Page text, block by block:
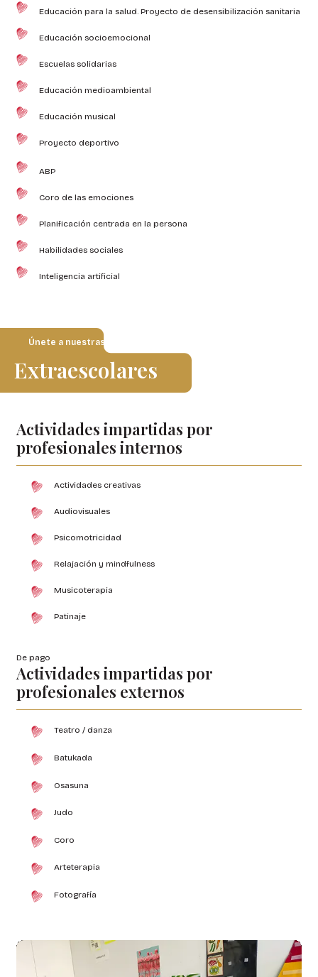
Educación para la salud. Proyecto de desensibilización sanitaria
Educación socioemocional
Escuelas solidarias
Educación medioambiental
Educación musical
Proyecto deportivo
ABP
Coro de las emociones
Planificación centrada en la persona
Habilidades sociales
Inteligencia artificial
Únete a nuestras
Extraescolares
Actividades impartidas por
profesionales internos
Actividades creativas
Audiovisuales
Psicomotricidad
Relajación y mindfulness
Musicoterapia
Patinaje
De pago
Actividades impartidas por
profesionales externos
Teatro / danza
Batukada
Osasuna
Judo
Coro
Arteterapia
Fotografía